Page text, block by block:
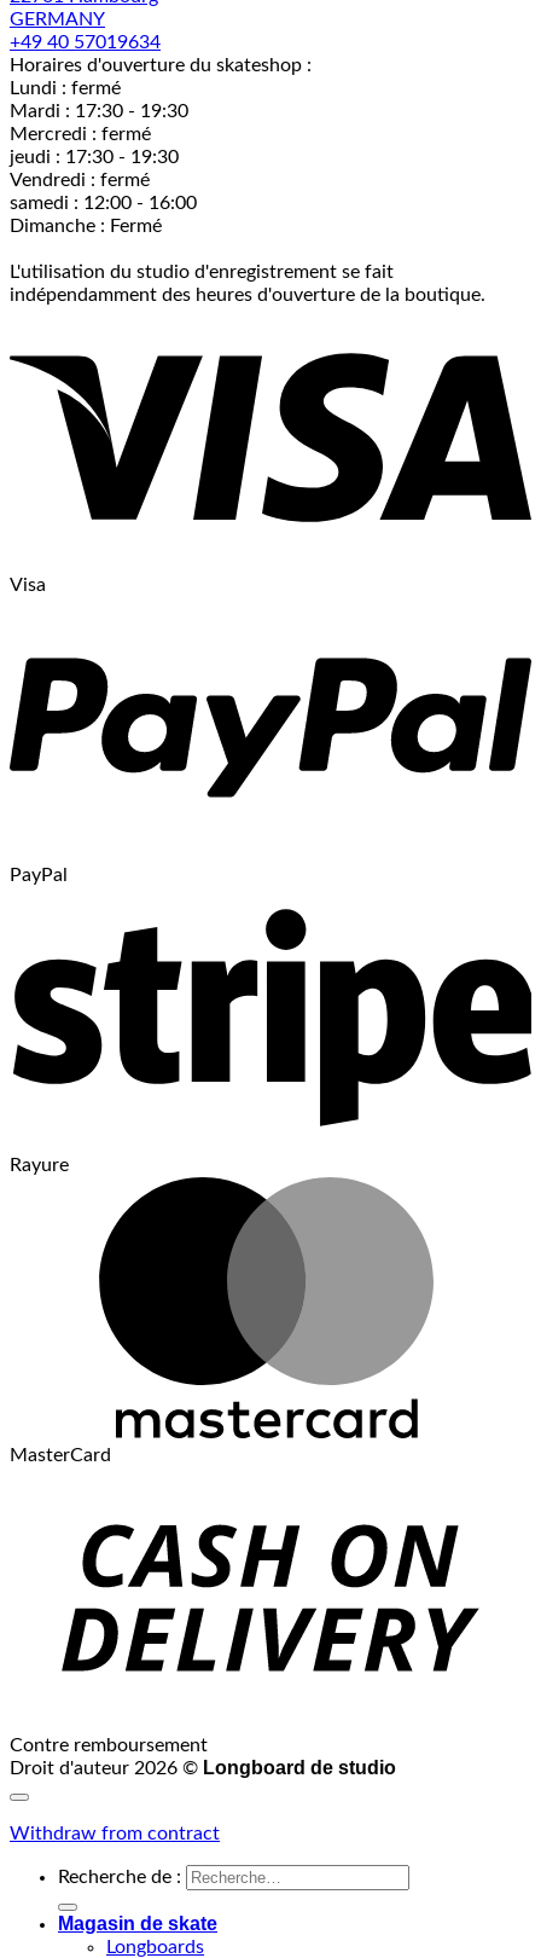
GERMANY
+49 40 57019634
Horaires d'ouverture du skateshop :
Lundi : fermé
Mardi : 17:30 - 19:30
Mercredi : fermé
jeudi : 17:30 - 19:30
Vendredi : fermé
samedi : 12:00 - 16:00
Dimanche : Fermé
L'utilisation du studio d'enregistrement se fait
indépendamment des heures d'ouverture de la boutique.
Visa
PayPal
Rayure
MasterCard
Contre remboursement
Droit d'auteur 2026 © Longboard de studio
Withdraw from contract
Recherche de :
Magasin de skate
Longboards